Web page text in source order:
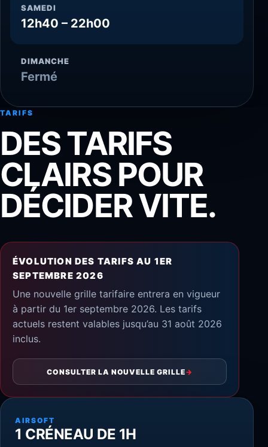
SAMEDI
12h40 – 22h00
DIMANCHE
Fermé
TARIFS
DES TARIFS
CLAIRS POUR
DÉCIDER VITE.
ÉVOLUTION DES TARIFS AU 1ER
SEPTEMBRE 2026
Une nouvelle grille tarifaire entrera en vigueur
à partir du 1er septembre 2026. Les tarifs
actuels restent valables jusqu’au 31 août 2026
inclus.
CONSULTER LA NOUVELLE GRILLE→
AIRSOFT
1 CRÉNEAU DE 1H